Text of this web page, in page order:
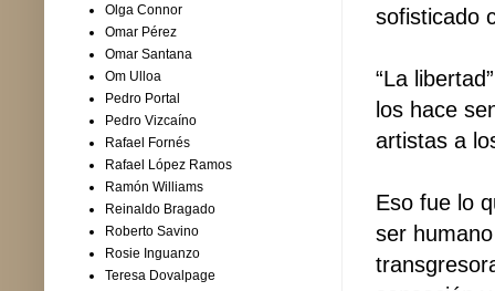
sofisticado
“La
los hace
artistas a
Eso fue lo
ser
Olga Connor
Omar Pérez
Omar Santana
Om Ulloa
Pedro Portal
Pedro Vizcaíno
Rafael Fornés
Rafael López Ramos
Ramón Williams
Reinaldo Bragado
Roberto Savino
Rosie Inguanzo
Teresa Dovalpage